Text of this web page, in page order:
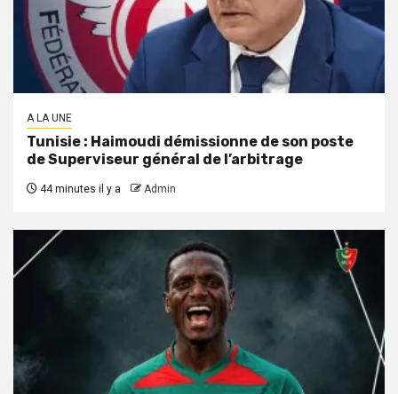
A LA UNE
Tunisie : Haimoudi démissionne de son poste
de Superviseur général de l’arbitrage
44 minutes il y a Admin